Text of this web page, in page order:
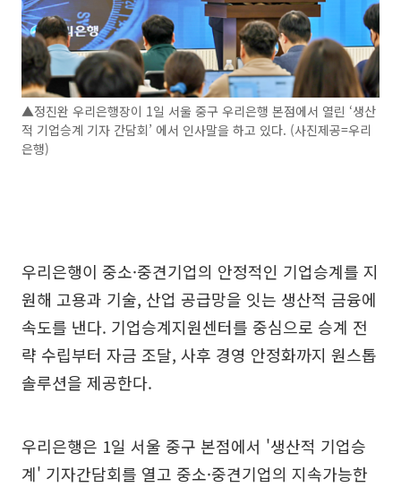
▲정진완 우리은행장이 1일 서울 중구 우리은행 본점에서 열린 ‘생산
적 기업승계 기자 간담회’ 에서 인사말을 하고 있다. (사진제공=우리
은행)
우리은행이 중소·중견기업의 안정적인 기업승계를 지
원해 고용과 기술, 산업 공급망을 잇는 생산적 금융에
속도를 낸다. 기업승계지원센터를 중심으로 승계 전
략 수립부터 자금 조달, 사후 경영 안정화까지 원스톱
솔루션을 제공한다.
우리은행은 1일 서울 중구 본점에서 '생산적 기업승
계' 기자간담회를 열고 중소·중견기업의 지속가능한